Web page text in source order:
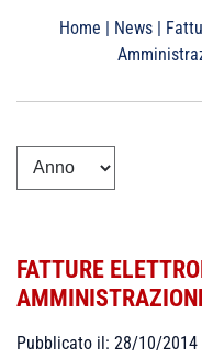
Home | News|
FATTURE
Pubblicato il: 28/10/2014